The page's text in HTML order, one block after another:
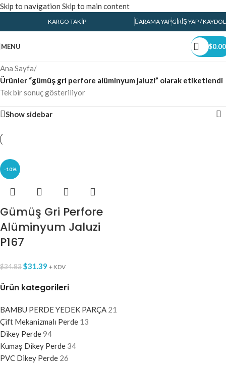
Skip to navigation Skip to main content
KARGO TAKIP ARAMA YAPGIRIŞ YAP / KAYDOL
MENU $0.00
Ürün kategorileri
BAMBU PERDE YEDEK PARÇA 21
Çift Mekanizmalı Perde 13
Dikey Perde94
Kumaş Dikey Perde 34
PVC Dikey Perde 26
Ana Sayfa/
Ürünler “gümüş gri perfore alüminyum jaluzi” olarak etiketlendi
Tek bir sonuç gösteriliyor
Show sidebar
-10%
Gümüş Gri Perfore
Alüminyum Jaluzi
P167
$34.83$31.39 + KDV